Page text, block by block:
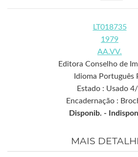
LT018735
1979
AA.VV.
Editora Conselho de
Idioma Português
Estado : Usado
Encadernação :
Disponib. -
MAIS